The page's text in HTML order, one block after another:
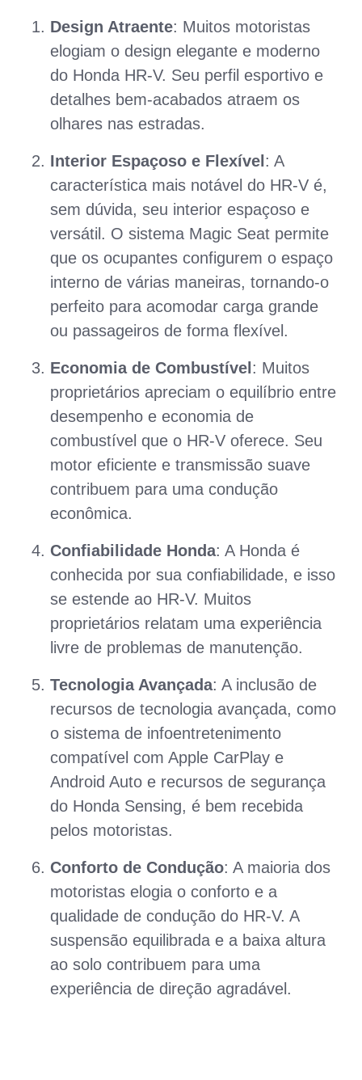
Design Atraente: Muitos motoristas
elogiam o design elegante e moderno
do Honda HR-V. Seu perfil esportivo e
detalhes bem-acabados atraem os
olhares nas estradas.
Interior Espaçoso e Flexível : A
característica mais notável do HR-V é,
sem dúvida, seu interior espaçoso e
versátil. O sistema Magic Seat permite
que os ocupantes configurem o espaço
interno de várias maneiras, tornando-o
perfeito para acomodar carga grande
ou passageiros de forma flexível.
Economia de Combustível : Muitos
proprietários apreciam o equilíbrio entre
desempenho e economia de
combustível que o HR-V oferece. Seu
motor eficiente e transmissão suave
contribuem para uma condução
econômica.
Confiabilidade Honda: A Honda é
conhecida por sua confiabilidade, e isso
se estende ao HR-V. Muitos
proprietários relatam uma experiência
livre de problemas de manutenção.
Tecnologia Avançada: A inclusão de
recursos de tecnologia avançada, como
o sistema de infoentretenimento
compatível com Apple CarPlay e
Android Auto e recursos de segurança
do Honda Sensing, é bem recebida
pelos motoristas.
Conforto de Condução: A maioria dos
motoristas elogia o conforto e a
qualidade de condução do HR-V. A
suspensão equilibrada e a baixa altura
ao solo contribuem para uma
experiência de direção agradável.